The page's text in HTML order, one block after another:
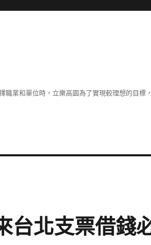
業和單位時，立樂高園為了實現較理想的目標
台北支票借錢